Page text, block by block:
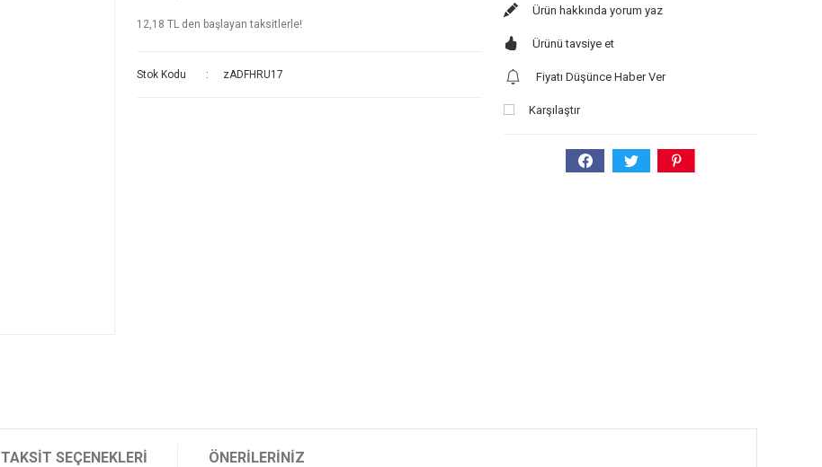
12,18 TL den başlayan taksitlerle!
Stok Kodu zADFHRU17
Ürün hakkında yorum yaz
Ürünü tavsiye et
Fiyatı Düşünce Haber Ver
Karşılaştır
TAKSIT SEÇENEKLERI ÖNERILERINIZ